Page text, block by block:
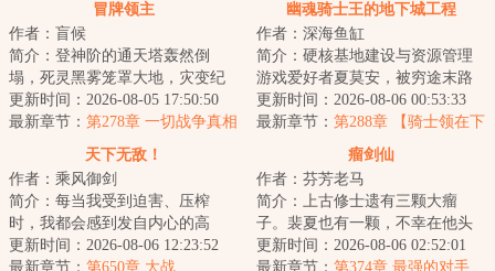
冒牌领主
作者：盲候
简介：登神阶的通天塔轰然倒
塌，死灵黑雾笼罩大地，灾变纪
元降临。文明的薪火在高墙城池
中重燃，人们猎杀...
更新时间：2026-08-05 17:50:50
最新章节： 第278章 一切战争真相
幽魂骑士王的地下城工程
作者：深海鱼缸
简介：硬核基地建设与资源管理
游戏爱好者夏莫安，被穷途末路
的混血魔族塔莉亚·罗诺威召唤，
穿越异世界，...
更新时间：2026-08-06 00:53:33
最新章节： 第288章 【骑士领在下
天下无敌！
作者：乘风御剑
简介：每当我受到迫害、压榨
时，我都会感到发自内心的高
兴、喜悦，因为，还有人敢迫害
我、压榨我，只能证...
更新时间：2026-08-06 12:23:52
最新章节： 第650章 大战
瘤剑仙
作者：芬芳老马
简介：上古修士遗有三颗大瘤
子。裴夏也有一颗，不幸在他头
里。瘤子告诉裴夏：“你太辛苦
了，从今天开始，...
更新时间：2026-08-06 02:52:01
最新章节： 第374章 最强的对手